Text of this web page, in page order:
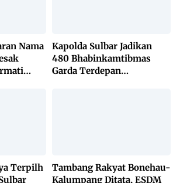
Nama
Kapolda Sulbar Jadikan
480 Bhabinkamtibmas
Garda Terdepan
Terpilh
Tambang Rakyat Bonehau-
Kalumpang Ditata, ESDM